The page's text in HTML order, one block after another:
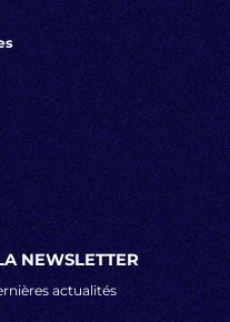
NEWSLETTER
actualités